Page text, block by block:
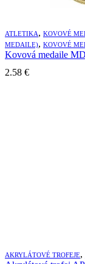
ATLETIKA, KOVOVÉ
MEDAILE), KOVOVÉ
Kovová medaile
2.58 €
AKRYLÁTOVÉ TROFEJE,